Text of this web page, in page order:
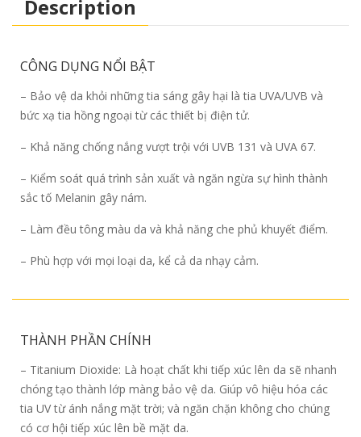
Description
CÔNG DỤNG NỔI BẬT
– Bảo vệ da khỏi những tia sáng gây hại là tia UVA/UVB và
bức xạ tia hồng ngoại từ các thiết bị điện tử.
– Khả năng chống nắng vượt trội với UVB 131 và UVA 67.
– Kiểm soát quá trình sản xuất và ngăn ngừa sự hình thành
sắc tố Melanin gây nám.
– Làm đều tông màu da và khả năng che phủ khuyết điểm.
– Phù hợp với mọi loại da, kể cả da nhạy cảm.
THÀNH PHẦN CHÍNH
– Titanium Dioxide: Là hoạt chất khi tiếp xúc lên da sẽ nhanh
chóng tạo thành lớp màng bảo vệ da. Giúp vô hiệu hóa các
tia UV từ ánh nắng mặt trời; và ngăn chặn không cho chúng
có cơ hội tiếp xúc lên bề mặt da.